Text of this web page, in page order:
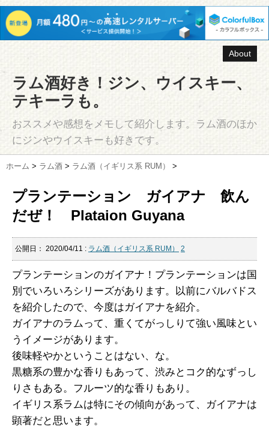
About
ラム酒好き！ジン、ウイスキー、
テキーラも。
おススメや感想をメモして紹介します。ラム酒のほか
にジンやウイスキーも好きです。
ホーム > ラム酒 > ラム酒（イギリス系 RUM） >
プランテーション ガイアナ 飲ん
だぜ！ Plataion Guyana
公開日： 2020/04/11 : ラム酒（イギリス系 RUM） 2
プランテーションのガイアナ！プランテーションは国
別でいろいろシリーズがあります。以前にバルバドス
を紹介したので、今度はガイアナを紹介。
ガイアナのラムって、重くてがっしりて強い風味とい
うイメージがあります。
後味軽やかということはない、な。
黒糖系の豊かな香りもあって、渋みとコク的なずっし
りさもある。フルーツ的な香りもあり。
イギリス系ラムは特にその傾向があって、ガイアナは
顕著だと思います。